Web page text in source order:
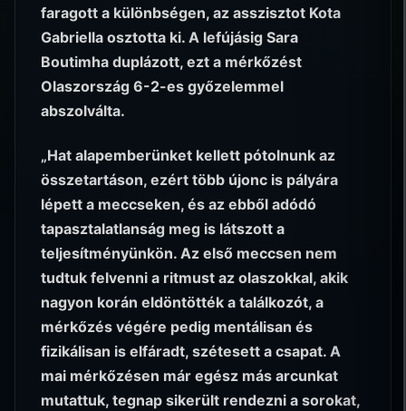
faragott a különbségen, az asszisztot Kota
Gabriella osztotta ki. A lefújásig Sara
Boutimha duplázott, ezt a mérkőzést
Olaszország 6-2-es győzelemmel
abszolválta.
„Hat alapemberünket kellett pótolnunk az
összetartáson, ezért több újonc is pályára
lépett a meccseken, és az ebből adódó
tapasztalatlanság meg is látszott a
teljesítményünkön. Az első meccsen nem
tudtuk felvenni a ritmust az olaszokkal, akik
nagyon korán eldöntötték a találkozót, a
mérkőzés végére pedig mentálisan és
fizikálisan is elfáradt, szétesett a csapat. A
mai mérkőzésen már egész más arcunkat
mutattuk, tegnap sikerült rendezni a sorokat,